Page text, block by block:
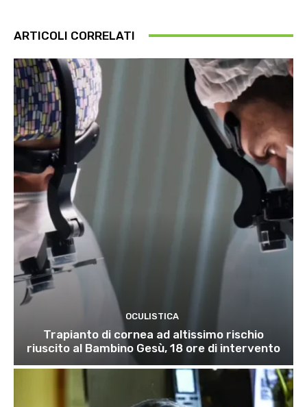
ARTICOLI CORRELATI
OCULISTICA
Trapianto di cornea ad altissimo rischio
riuscito al Bambino Gesù, 18 ore di intervento